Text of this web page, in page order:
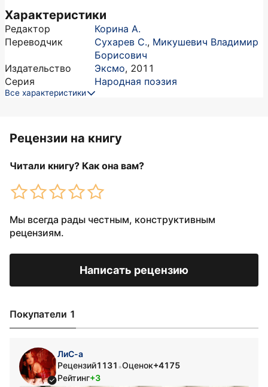
Характеристики
Редактор
Корина А.
Переводчик
Сухарев С., Микушевич Владимир
Борисович
Издательство
Эксмо, 2011
Серия
Народная поэзия
Все характеристики
Рецензии на книгу
Читали книгу? Как она вам?
Мы всегда рады честным, конструктивным
рецензиям.
Написать рецензию
Покупатели 1
ЛиС-а
Рецензий1131 •Оценок+4175
Рейтинг+3